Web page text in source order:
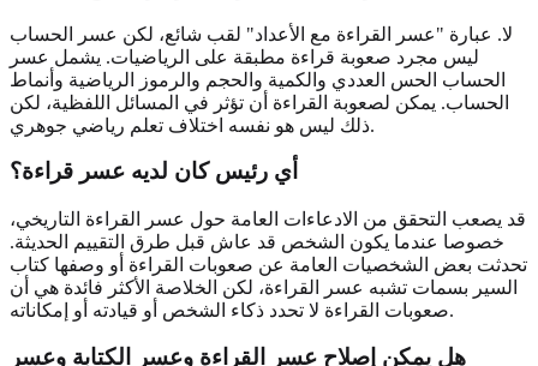
لا. عبارة "عسر القراءة مع الأعداد" لقب شائع، لكن عسر الحساب
ليس مجرد صعوبة قراءة مطبقة على الرياضيات. يشمل عسر
الحساب الحس العددي والكمية والحجم والرموز الرياضية وأنماط
الحساب. يمكن لصعوبة القراءة أن تؤثر في المسائل اللفظية، لكن
ذلك ليس هو نفسه اختلاف تعلم رياضي جوهري.
أي رئيس كان لديه عسر قراءة؟
قد يصعب التحقق من الادعاءات العامة حول عسر القراءة التاريخي،
خصوصا عندما يكون الشخص قد عاش قبل طرق التقييم الحديثة.
تحدثت بعض الشخصيات العامة عن صعوبات القراءة أو وصفها كتاب
السير بسمات تشبه عسر القراءة، لكن الخلاصة الأكثر فائدة هي أن
صعوبات القراءة لا تحدد ذكاء الشخص أو قيادته أو إمكاناته.
هل يمكن إصلاح عسر القراءة وعسر الكتابة وعسر